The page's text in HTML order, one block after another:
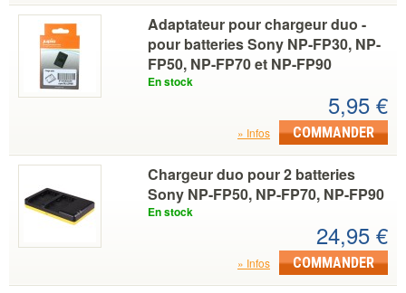
Adaptateur pour chargeur duo -
pour batteries Sony NP-FP30, NP-
FP50, NP-FP70 et NP-FP90
En stock
5,95 €
COMMANDER
Infos
Chargeur duo pour 2 batteries
Sony NP-FP50, NP-FP70, NP-FP90
En stock
24,95 €
COMMANDER
Infos